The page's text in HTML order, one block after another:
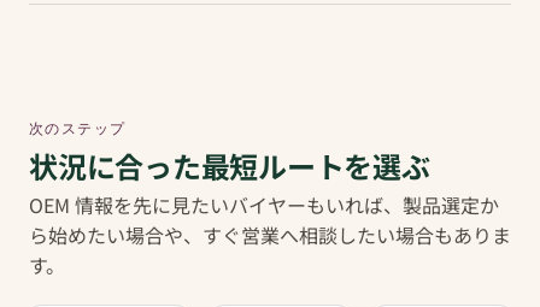
次のステップ
状況に合った最短ルートを選ぶ
OEM 情報を先に見たいバイヤーもいれば、製品選定か
ら始めたい場合や、すぐ営業へ相談したい場合もありま
す。